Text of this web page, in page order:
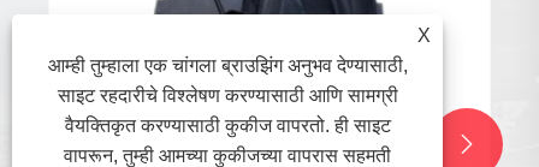

X
आम्ही तुम्हाला एक चांगला ब्राउझिंग अनुभव देण्यासाठी,
साइट रहदारीचे विश्लेषण करण्यासाठी आणि सामग्री
वैयक्तिकृत करण्यासाठी कुकीज वापरतो. ही साइट
वापरून, तुम्ही आमच्या कुकीजच्या वापरास सहमती